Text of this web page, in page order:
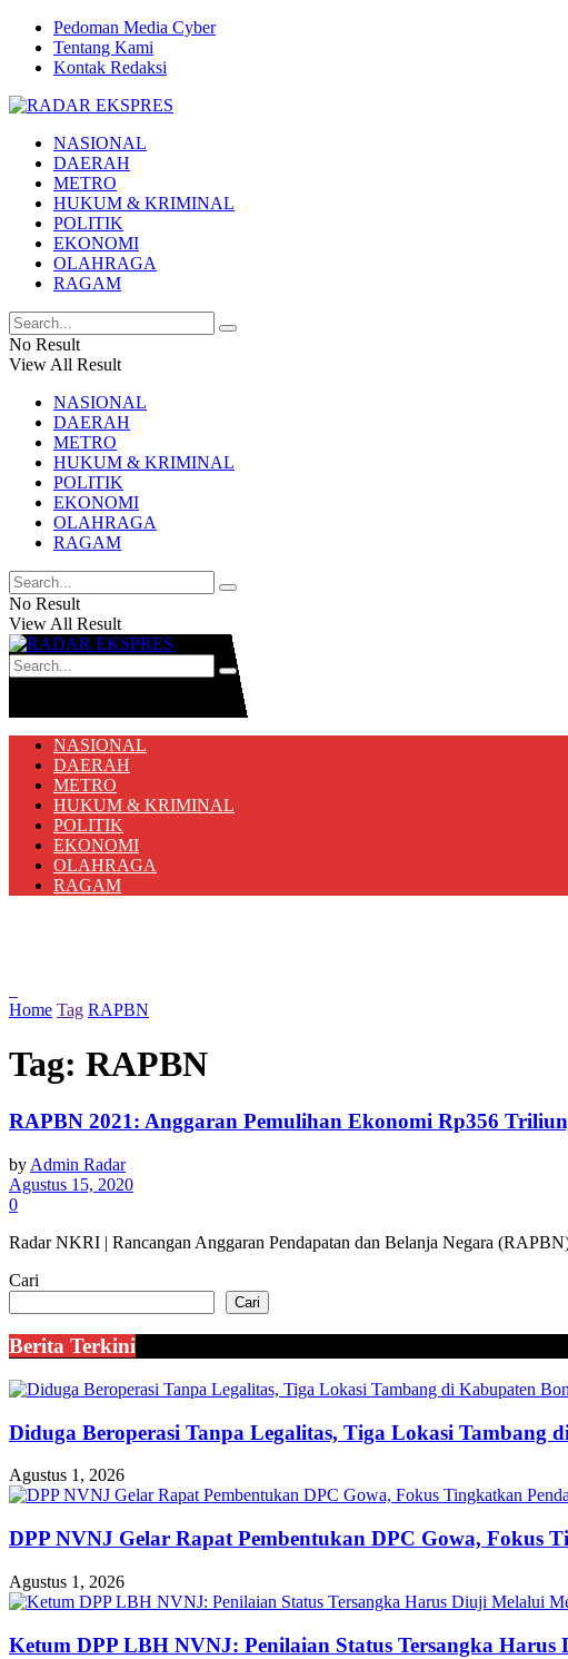
Pedoman Media Cyber
Tentang Kami
Kontak Redaksi
NASIONAL
DAERAH
METRO
HUKUM & KRIMINAL
POLITIK
EKONOMI
OLAHRAGA
RAGAM
No Result
View All Result
NASIONAL
DAERAH
METRO
HUKUM & KRIMINAL
POLITIK
EKONOMI
OLAHRAGA
RAGAM
No Result
View All Result
NASIONAL
DAERAH
METRO
HUKUM & KRIMINAL
POLITIK
EKONOMI
OLAHRAGA
RAGAM
Home Tag RAPBN
Tag: RAPBN
RAPBN 2021: Anggaran Pemulihan Ekonomi Rp356
by Admin Radar
Agustus 15, 2020
0
Radar NKRI | Rancangan Anggaran Pendapatan dan Belanja Negara
Cari
Cari
Berita Terkini
Diduga Beroperasi Tanpa Legalitas, Tiga Lokasi Tambang
Agustus 1, 2026
DPP NVNJ Gelar Rapat Pembentukan DPC Gowa, Fokus
Agustus 1, 2026
Ketum DPP LBH NVNJ: Penilaian Status Tersangka